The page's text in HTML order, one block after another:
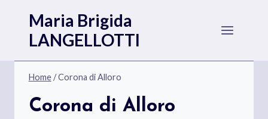
contenuto
Maria Brigida
LANGELLOTTI
Home/Corona di Alloro
Corona di Alloro